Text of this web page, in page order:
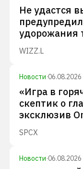
Не удастся
удорожания
WIZZ.L
Новости·06.08.2026
«Игра в
скептик о
эксклюзив
SPCX
Новости·06.08.2026